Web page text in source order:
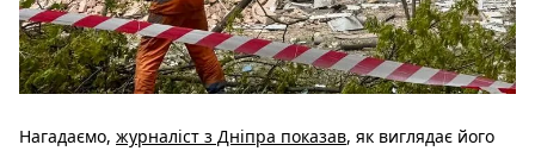
Нагадаємо, журналіст з Дніпра показав, як виглядає його